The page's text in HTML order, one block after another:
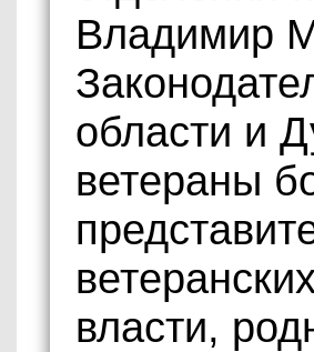
Владимир
области и
ветераны
власти,